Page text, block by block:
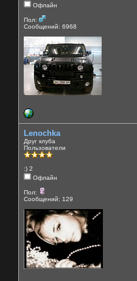
Офлайн
Пол:
Сообщений: 6968
Lenochka
Друг клуба
Пользователи
:) 2
Офлайн
Пол:
Сообщений: 129